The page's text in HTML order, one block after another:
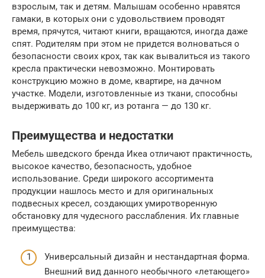
взрослым, так и детям. Малышам особенно нравятся
гамаки, в которых они с удовольствием проводят
время, прячутся, читают книги, вращаются, иногда даже
спят. Родителям при этом не придется волноваться о
безопасности своих крох, так как вывалиться из такого
кресла практически невозможно. Монтировать
конструкцию можно в доме, квартире, на дачном
участке. Модели, изготовленные из ткани, способны
выдерживать до 100 кг, из ротанга — до 130 кг.
Преимущества и недостатки
Мебель шведского бренда Икеа отличают практичность,
высокое качество, безопасность, удобное
использование. Среди широкого ассортимента
продукции нашлось место и для оригинальных
подвесных кресел, создающих умиротворенную
обстановку для чудесного расслабления. Их главные
преимущества:
Универсальный дизайн и нестандартная форма.
Внешний вид данного необычного «летающего»